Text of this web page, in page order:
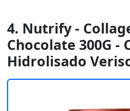
4. Nutrify -
Chocolate 300G -
Hidrolisado